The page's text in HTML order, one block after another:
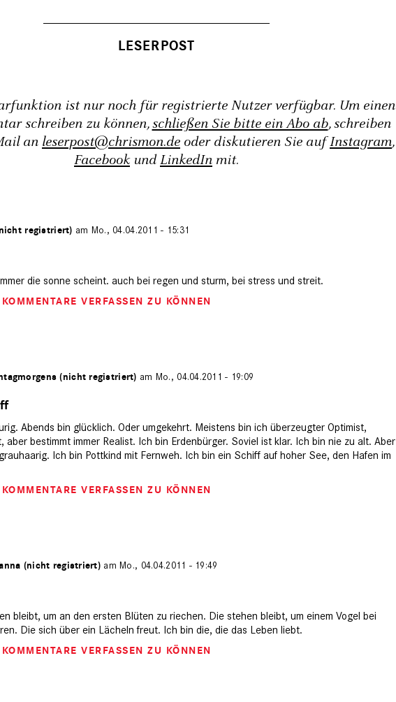
ist nur noch für registrierte Nutzer verfügbar. Um einen
schreiben zu können,schließen Sie bitte ein Abo ab, schreiben
an leserpost@chrismon.de oder diskutieren Sie aufInstagram,
FacebookundLinkedIn mit.
registriert) am Mo., 04.04.2011 - 15:31
die sonne scheint. auch bei regen und sturm, bei stress und streit.
VERFASSEN ZU KÖNNEN
(nicht registriert) am Mo., 04.04.2011 - 19:09
Abends bin glücklich. Oder umgekehrt. Meistens bin ich überzeugter Optimist,
aber bestimmt immer Realist. Ich bin Erdenbürger. Soviel ist klar. Ich bin nie zu alt. Aber
Ich bin Pottkind mit Fernweh. Ich bin ein Schiff auf hoher See, den Hafen im
VERFASSEN ZU KÖNNEN
(nicht registriert) am Mo., 04.04.2011 - 19:49
bleibt, um an den ersten Blüten zu riechen. Die stehen bleibt, um einem Vogel bei
Die sich über ein Lächeln freut. Ich bin die, die das Leben liebt.
VERFASSEN ZU KÖNNEN